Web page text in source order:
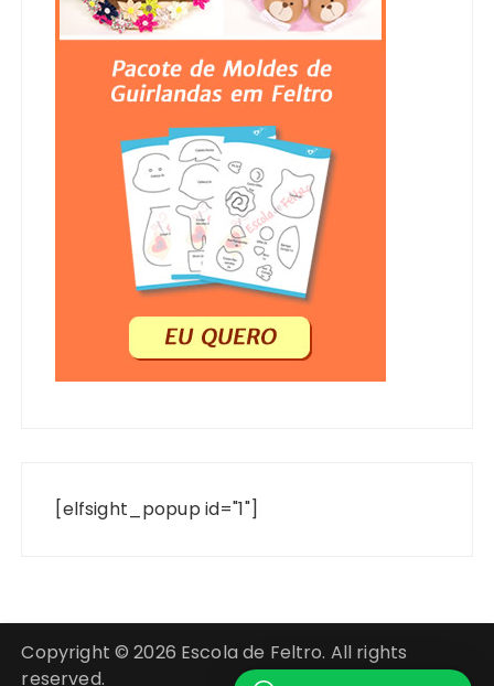
[elfsight_popup id="1"]
Copyright © 2026 Escola de Feltro. All rights
reserved.